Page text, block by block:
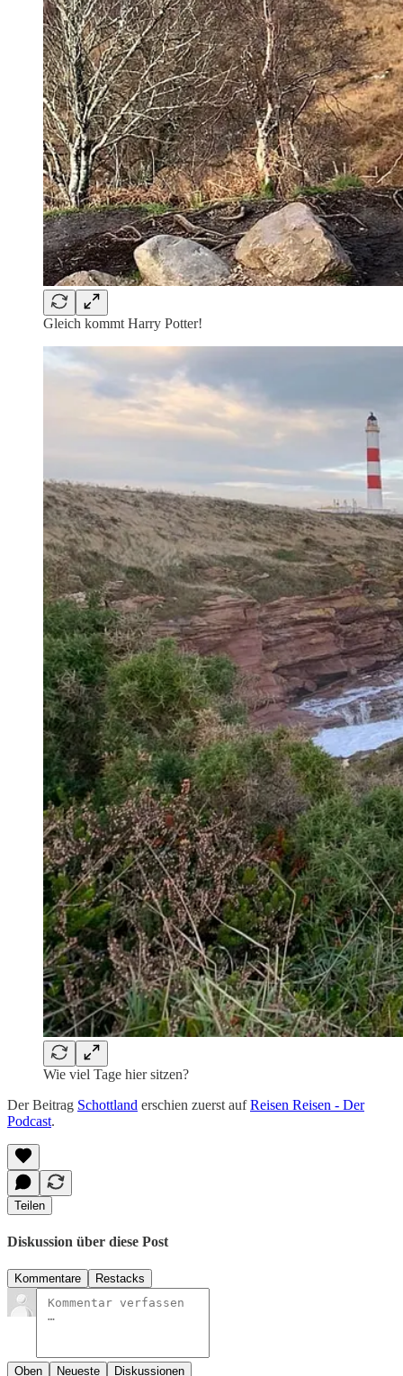
Gleich kommt Harry Potter!
Wie viel Tage hier sitzen?
Der Beitrag Schottland erschien zuerst aufReisen Reisen - Der
Podcast.
Teilen
Diskussion über diese Post
Kommentare Restacks
Oben Neueste Diskussionen